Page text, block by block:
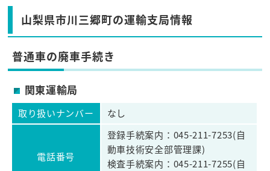
山梨県市川三郷町の運輸支局情報
普通車の廃車手続き
関東運輸局
取り扱いナンバー なし
電話番号
登録手続案内：045-211-7253(自
動車技術安全部管理課)
検査手続案内：045-211-7255(自